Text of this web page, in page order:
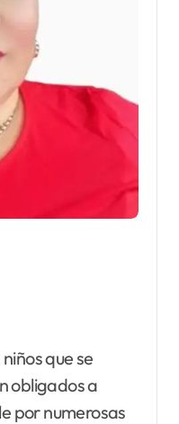
que se
obligados a
por numerosas